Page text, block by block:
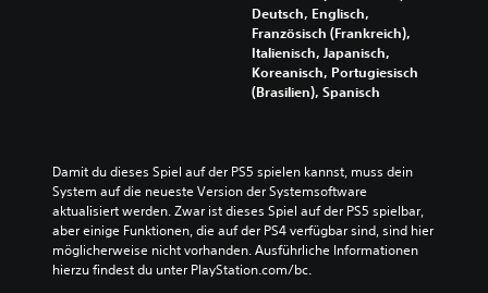
Deutsch, Englisch,
Französisch (Frankreich),
Italienisch, Japanisch,
Koreanisch, Portugiesisch
(Brasilien), Spanisch
Damit du dieses Spiel auf der PS5 spielen kannst, muss dein
System auf die neueste Version der Systemsoftware
aktualisiert werden. Zwar ist dieses Spiel auf der PS5 spielbar,
aber einige Funktionen, die auf der PS4 verfügbar sind, sind hier
möglicherweise nicht vorhanden. Ausführliche Informationen
hierzu findest du unter PlayStation.com/bc.